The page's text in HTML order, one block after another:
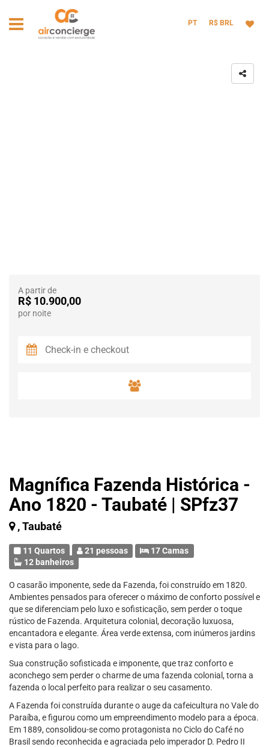
PT R$ BRL
Magnífica Fazenda Histórica -
Ano 1820 - Taubaté | SPfz37
, Taubaté
11 Quartos 21 pessoas
17 Camas
12 banheiros
O casarão imponente, sede da Fazenda, foi construído em 1820.
Ambientes pensados para oferecer o máximo de conforto possível e
que se diferenciam pelo luxo e sofisticação, sem perder o toque
rústico de Fazenda. Arquitetura colonial, decoração luxuosa,
encantadora e elegante. Área verde extensa, com inúmeros jardins
e vista para o lago.
Sua construção sofisticada e imponente, que traz conforto e
aconchego sem perder o charme de uma fazenda colonial, torna a
fazenda o local perfeito para realizar o seu casamento.
A Fazenda foi construída durante o auge da cafeicultura no Vale do
Paraíba, e figurou como um empreendimento modelo para a época.
Em 1889, consolidou-se como protagonista no Ciclo do Café no
Brasil sendo reconhecida e agraciada pelo imperador D. Pedro II
A partir de
R$ 10.900,00
por noite